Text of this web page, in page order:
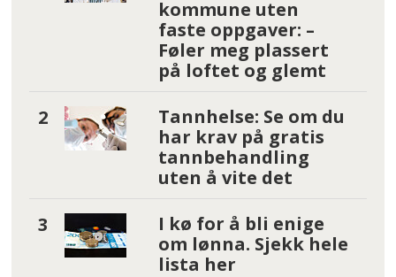
kommune uten
faste oppgaver: –
Føler meg plassert
på loftet og glemt
Tannhelse: Se om du
har krav på gratis
tannbehandling
uten å vite det
I kø for å bli enige
om lønna. Sjekk hele
lista her